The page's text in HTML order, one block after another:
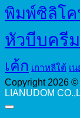
พิมพ์ซิลิโ
หัวบีบครีม
เค้ก เกาหลีใต้ เน
Copyright 2026 ©
LIANUDOM